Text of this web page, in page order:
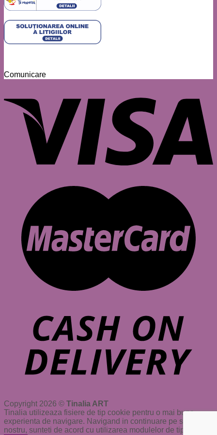
Comunicare
Copyright 2026 © Tinalia ART
Tinalia utilizeaza fisiere de tip cookie pentru o mai buna
experienta de navigare. Navigand in continuare pe site-ul
nostru, sunteti de acord cu utilizarea modulelor de tip cookie.